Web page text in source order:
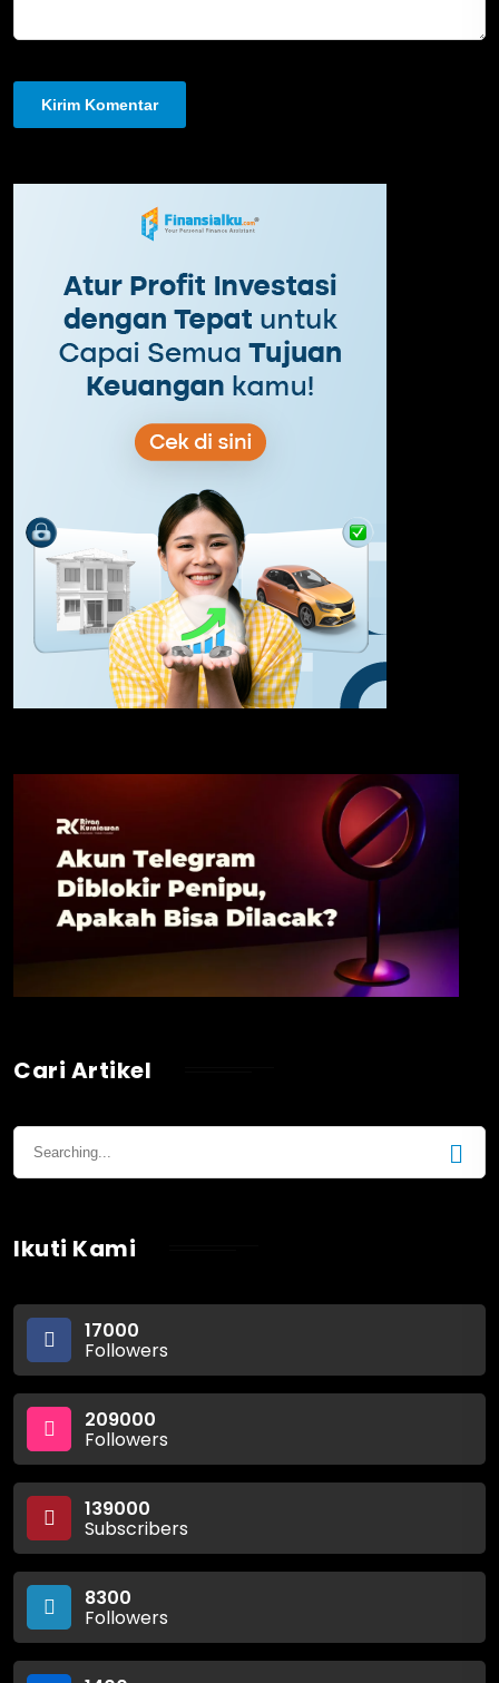
Cari Artikel
Ikuti Kami
17000
Followers
209000
Followers
139000
Subscribers
8300
Followers